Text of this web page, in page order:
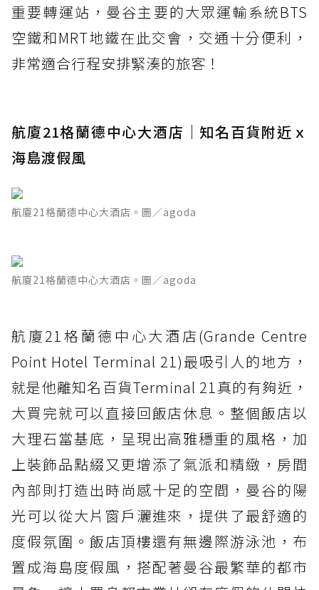
重要轉運站，曼谷主要的大眾運輸系統BTS
空鐵和MRT地鐵在此交會，交通十分便利，
非常適合行程安排緊湊的旅客！
航廈21格蘭德中心大酒店｜知名百貨附近ｘ
海島渡假風
航廈21格蘭德中心大酒店。圖／agoda
航廈21格蘭德中心大酒店。圖／agoda
航廈21格蘭德中心大酒店(Grande Centre
Point Hotel Terminal 21)最吸引人的地方，
就是他離知名百貨Terminal 21真的有夠近，
大買完就可以直接回飯店休息。整個飯店以
大理石當基底，呈現出高雅穩重的風格，加
上裝飾品點綴又更增添了氣派和精緻，房間
內部則打造出時尚感十足的空間，曼谷的陽
光可以從大片窗戶灑進來，提供了最舒適的
度假氛圍。飯店頂樓還有無邊際游泳池，布
置成海島度假風，搭配著曼谷最繁華的都市